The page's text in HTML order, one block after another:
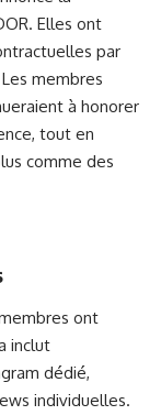
Elles ont
par
membres
à honorer
tout en
comme des
ont
inclut
dédié,
individuelles.